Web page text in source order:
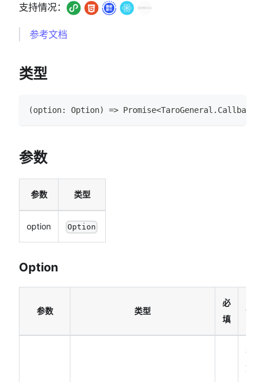
支持情况：
参考文档
类型
(option: Option) => Promise<TaroGeneral .
参数
参数 类型
option Option
Option
参数 类型
必
填
说明
视频
文件